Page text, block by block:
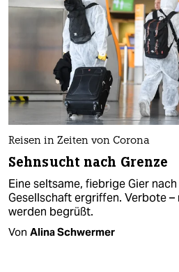
Reisen in Zeiten von Corona
Sehnsucht nach Grenze
Eine seltsame, fiebrige Gier
Gesellschaft ergriffen. Verbote
werden begrüßt.
Von Alina Schwermer